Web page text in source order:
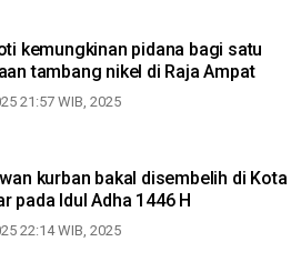
kemungkinan pidana bagi satu
tambang nikel di Raja Ampat
21:57 WIB, 2025
kurban bakal disembelih di Kota
pada Idul Adha 1446 H
22:14 WIB, 2025